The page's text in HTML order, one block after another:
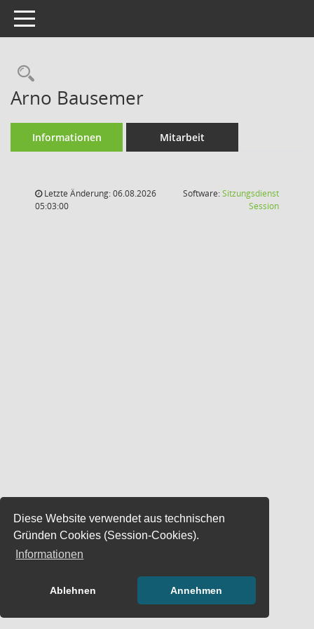
Diese Website verwendet aus technischen
Gründen Cookies (Session-Cookies).
Informationen
Ablehnen Annehmen
Toggle navigation
Rechercheauswahl
Arno Bausemer
Informationen Mitarbeit
Letzte Änderung: 06.08.2026
05:03:00
Software:Sitzungsdienst
Session(Wird in